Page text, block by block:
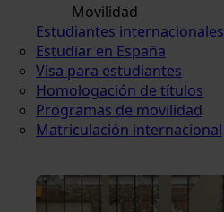
Movilidad
Estudiantes internacionales
Estudiar en España
Visa para estudiantes
Homologación de títulos
Programas de movilidad
Matriculación internacional